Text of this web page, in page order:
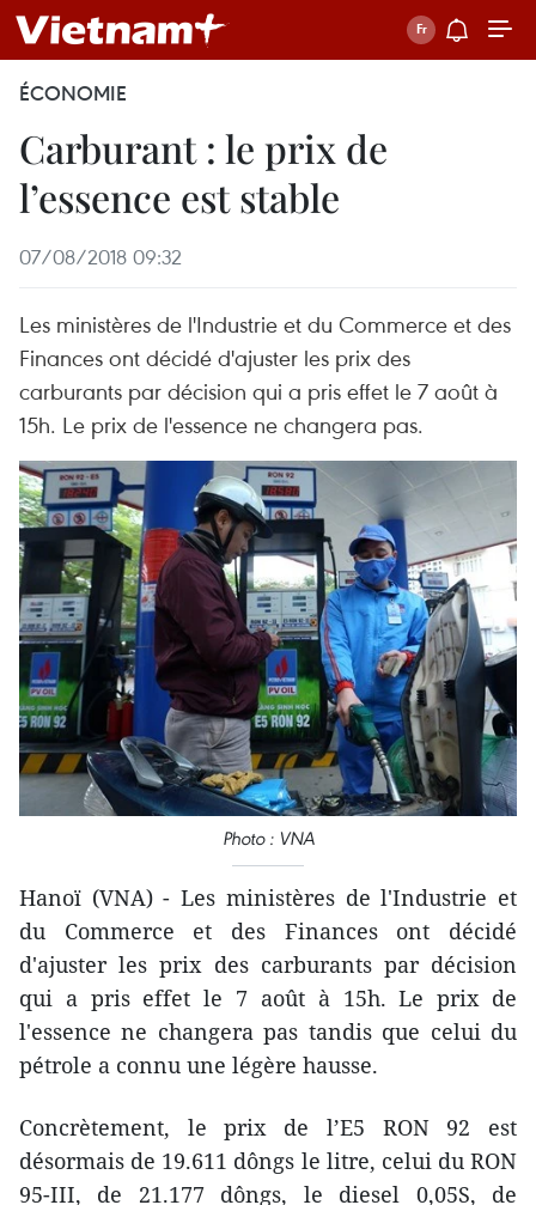
ÉCONOMIE
Carburant : le prix de
l’essence est stable
07/08/2018 09:32
Les ministères de l'Industrie et du Commerce et des
Finances ont décidé d'ajuster les prix des
carburants par décision qui a pris effet le 7 août à
15h. Le prix de l'essence ne changera pas.
Photo : VNA
Hanoï (VNA) - Les ministères de l'Industrie et
du Commerce et des Finances ont décidé
d'ajuster les prix des carburants par décision
qui a pris effet le 7 août à 15h. Le prix de
l'essence ne changera pas tandis que celui du
pétrole a connu une légère hausse.
Concrètement, le prix de l’E5 RON 92 est
désormais de 19.611 dôngs le litre, celui du RON
95-III, de 21.177 dôngs, le diesel 0,05S, de